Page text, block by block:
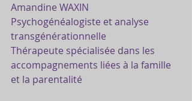
Amandine WAXIN
Psychogénéalogiste et analyse
transgénérationnelle
Thérapeute spécialisée dans les
accompagnements liées à la famille
et la parentalité